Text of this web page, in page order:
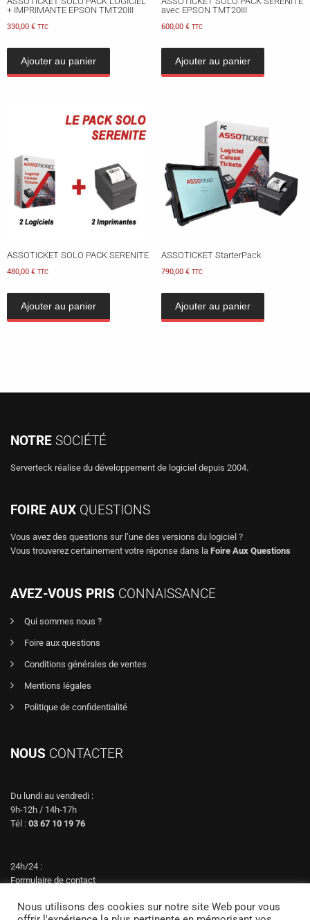
+ IMPRIMANTE EPSON TMT20III
330,00 € TTC
Ajouter au panier
avec EPSON TMT20III
600,00 € TTC
Ajouter au panier
ASSOTICKET SOLO PACK SERENITE
480,00 € TTC
Ajouter au panier
ASSOTICKET StarterPack
790,00 € TTC
Ajouter au panier
NOTRE SOCIÉTÉ
Serverteck réalise du développement de logiciel depuis 2004.
FOIRE AUX QUESTIONS
Vous avez des questions sur l’une des versions du logiciel ?
Vous trouverez certainement votre réponse dans la Foire Aux Questions
AVEZ-VOUS PRIS CONNAISSANCE
Qui sommes nous ?
Foire aux questions
Conditions générales de ventes
Mentions légales
Politique de confidentialité
NOUS CONTACTER
Du lundi au vendredi :
9h-12h / 14h-17h
Tél : 03 67 10 19 76
24h/24 :
Formulaire de contact
Nous utilisons des cookies sur notre site Web pour vous